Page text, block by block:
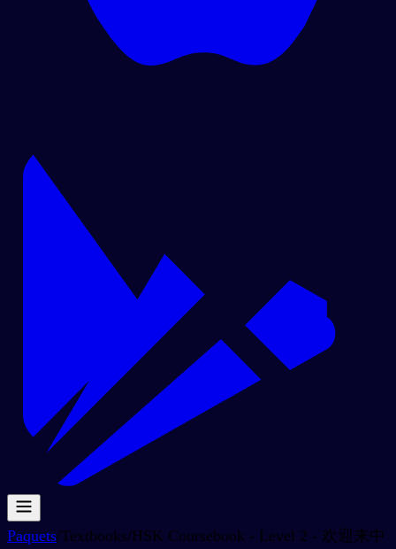
Paquets/Textbooks/HSK Coursebook - Level 2 - 欢迎来中